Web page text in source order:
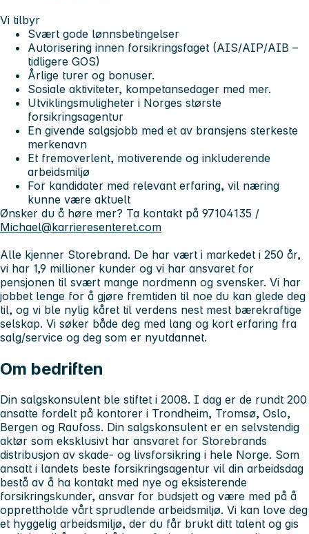
Vi tilbyr
Svært gode lønnsbetingelser
Autorisering innen forsikringsfaget (AIS/AIP/AIB –
tidligere GOS)
Årlige turer og bonuser.
Sosiale aktiviteter, kompetansedager med mer.
Utviklingsmuligheter i Norges største
forsikringsagentur
En givende salgsjobb med et av bransjens sterkeste
merkenavn
Et fremoverlent, motiverende og inkluderende
arbeidsmiljø
For kandidater med relevant erfaring, vil næring
kunne være aktuelt
Ønsker du å høre mer? Ta kontakt på 97104135 /
Michael@karrieresenteret.com
Alle kjenner Storebrand. De har vært i markedet i 250 år,
vi har 1,9 millioner kunder og vi har ansvaret for
pensjonen til svært mange nordmenn og svensker. Vi har
jobbet lenge for å gjøre fremtiden til noe du kan glede deg
til, og vi ble nylig kåret til verdens nest mest bærekraftige
selskap. Vi søker både deg med lang og kort erfaring fra
salg/service og deg som er nyutdannet.
Om bedriften
Din salgskonsulent ble stiftet i 2008. I dag er de rundt 200
ansatte fordelt på kontorer i Trondheim, Tromsø, Oslo,
Bergen og Raufoss. Din salgskonsulent er en selvstendig
aktør som eksklusivt har ansvaret for Storebrands
distribusjon av skade- og livsforsikring i hele Norge. Som
ansatt i landets beste forsikringsagentur vil din arbeidsdag
bestå av å ha kontakt med nye og eksisterende
forsikringskunder, ansvar for budsjett og være med på å
opprettholde vårt sprudlende arbeidsmiljø. Vi kan love deg
et hyggelig arbeidsmiljø, der du får brukt ditt talent og gis